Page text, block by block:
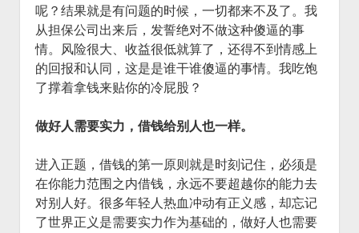
呢？结果就是有问题的时候，一切都来不及了。我
从担保公司出来后，发誓绝对不做这种傻逼的事
情。风险很大、收益很低就算了，还得不到情感上
的回报和认同，这是是谁干谁傻逼的事情。我吃饱
了撑着拿钱来贴你的冷屁股？
做好人需要实力，借钱给别人也一样。
进入正题，借钱的第一原则就是时刻记住，必须是
在你能力范围之内借钱，永远不要超越你的能力去
对别人好。很多年轻人热血冲动有正义感，却忘记
了世界正义是需要实力作为基础的，做好人也需要